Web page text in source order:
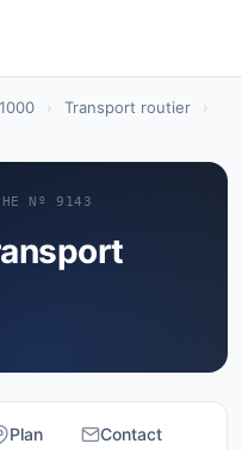
› Transport routier
›
Nº 9143
Plan Contact